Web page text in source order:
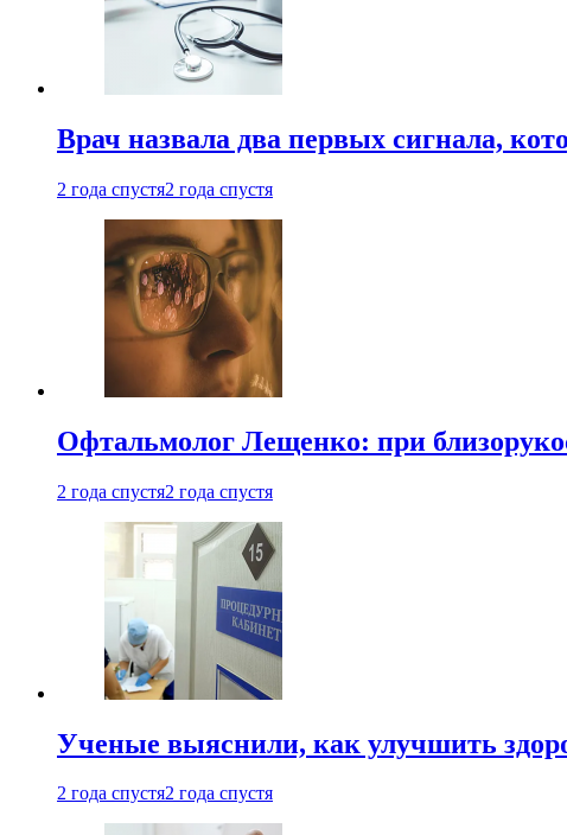
Врач назвала два первых сигнала,
2 года спустя2 года спустя
Офтальмолог Лещенко: при
2 года спустя2 года спустя
Ученые выяснили, как улучшить
2 года спустя2 года спустя